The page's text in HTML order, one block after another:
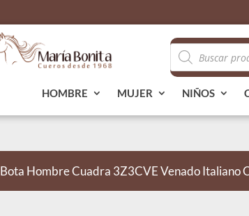
Búsqueda
de
productos
HOMBRE MUJER NIÑOS
Bota Hombre Cuadra 3Z3CVE Venado Italiano